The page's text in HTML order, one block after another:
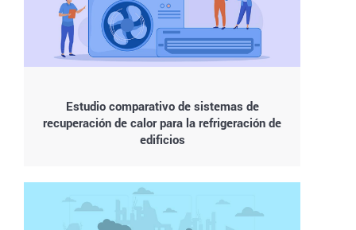
Estudio comparativo de sistemas de
recuperación de calor para la refrigeración de
edificios